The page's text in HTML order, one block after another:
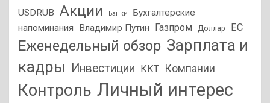
USDRUB Акции Банки
Бухгалтерские
напоминания
Владимир Путин Газпром Доллар ЕС
Еженедельный обзор Зарплата и
кадры
Инвестиции ККТ Компании
Контроль Личный интерес